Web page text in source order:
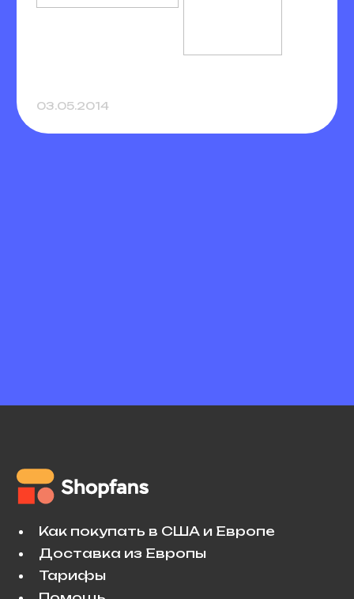
03.05.2014
Как покупать в США и Европе
Доставка из Европы
Тарифы